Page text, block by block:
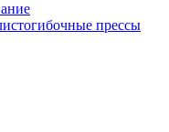
прессы